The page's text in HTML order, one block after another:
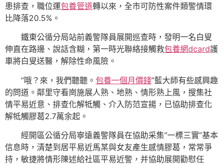
患排查，職位運包養管道轉以來，全市可防性案件類警情環
比降落20.5%。
鐵東公循分局站前義警隊員展開巡查時，發明一名白叟
伸直在路邊、說話含糊，第一時光聯絡接觸救包養網dcard護
車將白叟送醫，解除性命風險。
“哦？來，我們聽聽。 包養一個月價錢”藍大師有些感興趣
的問道。鄰里守看崗施展人熟、地熟、情形熟上風，搜集社
情平易近意、排查化解牴觸、介入防范宣揚，已協助排查化
解牴觸膠葛2.7萬余起。
經開區公循分局寧遠義警隊員在協助采集“一標三實”基本
信息時，清楚到居平易近馬某與女友產生感情膠葛，常常爭
持，敏捷將情形陳述給社區平易近警，并協助展開勸慰任